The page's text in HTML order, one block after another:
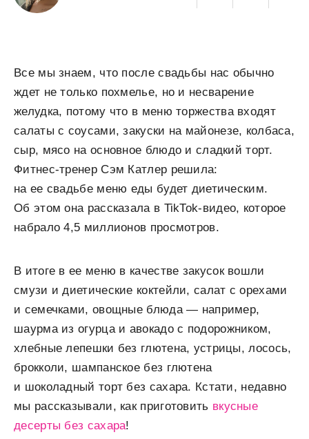
Все мы знаем, что после свадьбы нас обычно
ждет не только похмелье, но и несварение
желудка, потому что в меню торжества входят
салаты с соусами, закуски на майонезе, колбаса,
сыр, мясо на основное блюдо и сладкий торт.
Фитнес-тренер Сэм Катлер решила:
на ее свадьбе меню еды будет диетическим.
Об этом она рассказала в TikTok-видео, которое
набрало 4,5 миллионов просмотров.
В итоге в ее меню в качестве закусок вошли
смузи и диетические коктейли, салат с орехами
и семечками, овощные блюда — например,
шаурма из огурца и авокадо с подорожником,
хлебные лепешки без глютена, устрицы, лосось,
брокколи, шампанское без глютена
и шоколадный торт без сахара. Кстати, недавно
мы рассказывали, как приготовить вкусные
десерты без сахара!